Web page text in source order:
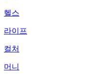
헬스
라이프
컬처
머니